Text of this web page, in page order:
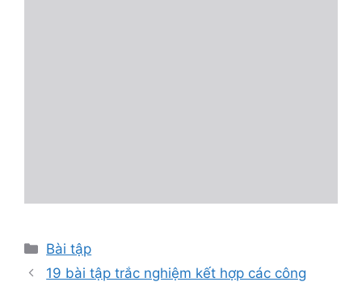
Danh
mục
Bài tập
19 bài tập trắc nghiệm kết hợp các công